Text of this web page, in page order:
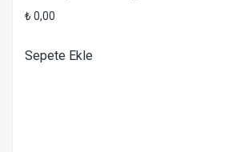
₺ 0,00
Sepete Ekle